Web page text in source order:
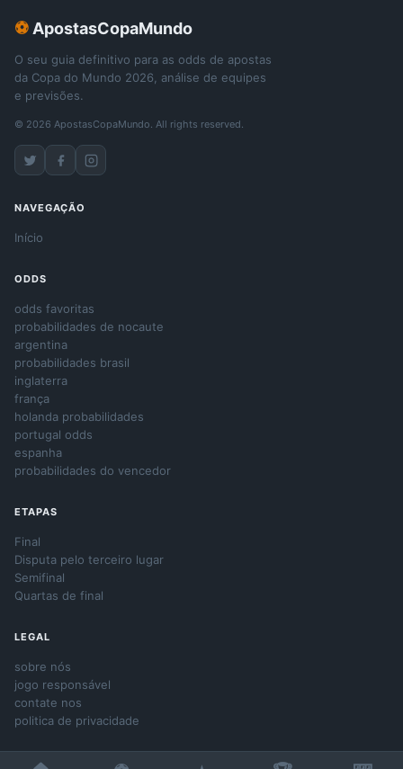
⚽ ApostasCopaMundo
O seu guia definitivo para as odds de apostas
da Copa do Mundo 2026, análise de equipes
e previsões.
© 2026 ApostasCopaMundo. All rights reserved.
NAVEGAÇÃO
Início
ODDS
odds favoritas
probabilidades de nocaute
argentina
probabilidades brasil
inglaterra
frança
holanda probabilidades
portugal odds
espanha
probabilidades do vencedor
ETAPAS
Final
Disputa pelo terceiro lugar
Semifinal
Quartas de final
LEGAL
sobre nós
jogo responsável
contate nos
politica de privacidade